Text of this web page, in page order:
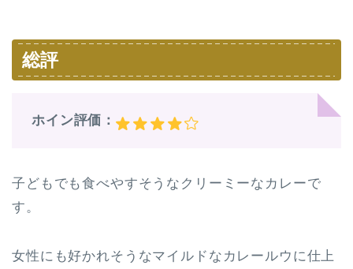
総評
ホイン評価：
子どもでも食べやすそうなクリーミーなカレーで
す。
女性にも好かれそうなマイルドなカレールウに仕上